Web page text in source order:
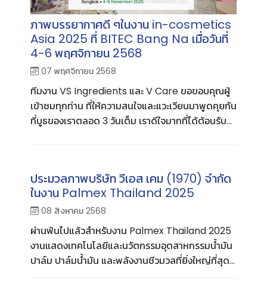
ภาพบรรยากาศดี ๆในงาน in-cosmetics
Asia 2025 ที่ BITEC Bang Na เมื่อวันที่
4-6 พฤศจิกายน 2568
07 พฤศจิกายน 2568
ทีมงาน VS Ingredients และ V Care ขอขอบคุณผู้
เข้าชมทุกท่าน ที่ให้ความสนใจและแวะเวียนมาพูดคุยกัน
ที่บูธของเราตลอด 3 วันเต็ม เราดีใจมากที่ได้ต้อนรับ
ประมวลภาพบริษัท วีเอส เคม (1970) จำกัด
ในงาน Palmex Thailand 2025
08 สิงหาคม 2568
ผ่านพ้นไปแล้วสำหรับงาน Palmex Thailand 2025
งานแสดงเทคโนโลยีและนวัตกรรมอุตสาหกรรมน้ำมัน
ปาล์ม ปาล์มน้ำมัน และพลังงานชีวมวลที่ยิ่งใหญ่ที่สุด